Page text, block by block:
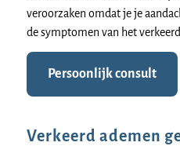
veroorzaken omdat je je
de symptomen van het
Persoonlijk consult
Verkeerd ademen